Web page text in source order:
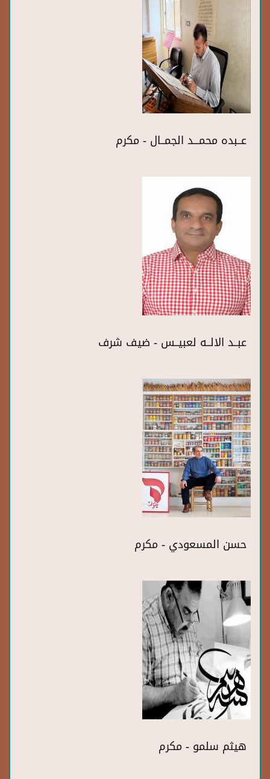
عــبده محمـــد الجمــال - مكرم
عبــد الالــه لعبيــس - ضيف شرف
حسن المسعودي - مكرم
هيثم سلمو - مكرم